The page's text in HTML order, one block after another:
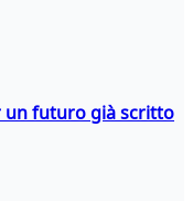
un futuro già scritto